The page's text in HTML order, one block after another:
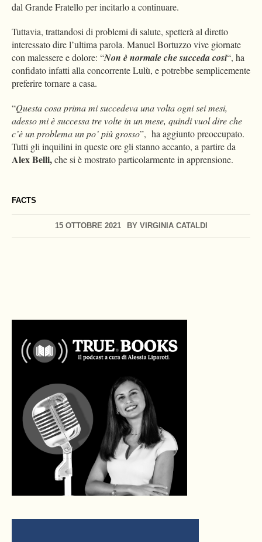
FACTS
15 OTTOBRE 2021 BY VIRGINIA CATALDI
dal Grande Fratello per incitarlo a continuare.
Tuttavia, trattandosi di problemi di salute, spetterà al diretto
interessato dire l’ultima parola. Manuel Bortuzzo vive giornate
con malessere e dolore: “Non è normale che succeda così“, ha
confidato infatti alla concorrente Lulù, e potrebbe semplicemente
preferire tornare a casa.
“Questa cosa prima mi succedeva una volta ogni sei mesi,
adesso mi è successa tre volte in un mese, quindi vuol dire che
c’è un problema un po’ più grosso”, ha aggiunto preoccupato.
Tutti gli inquilini in queste ore gli stanno accanto, a partire da
Alex Belli,che si è mostrato particolarmente in apprensione.